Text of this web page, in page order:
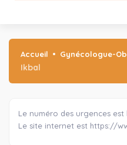
Accueil Gynécologue-
Ikbal
Le numéro des urgences est le
Le site internet est https://